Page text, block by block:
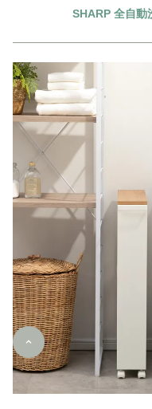
SHARP 全自動